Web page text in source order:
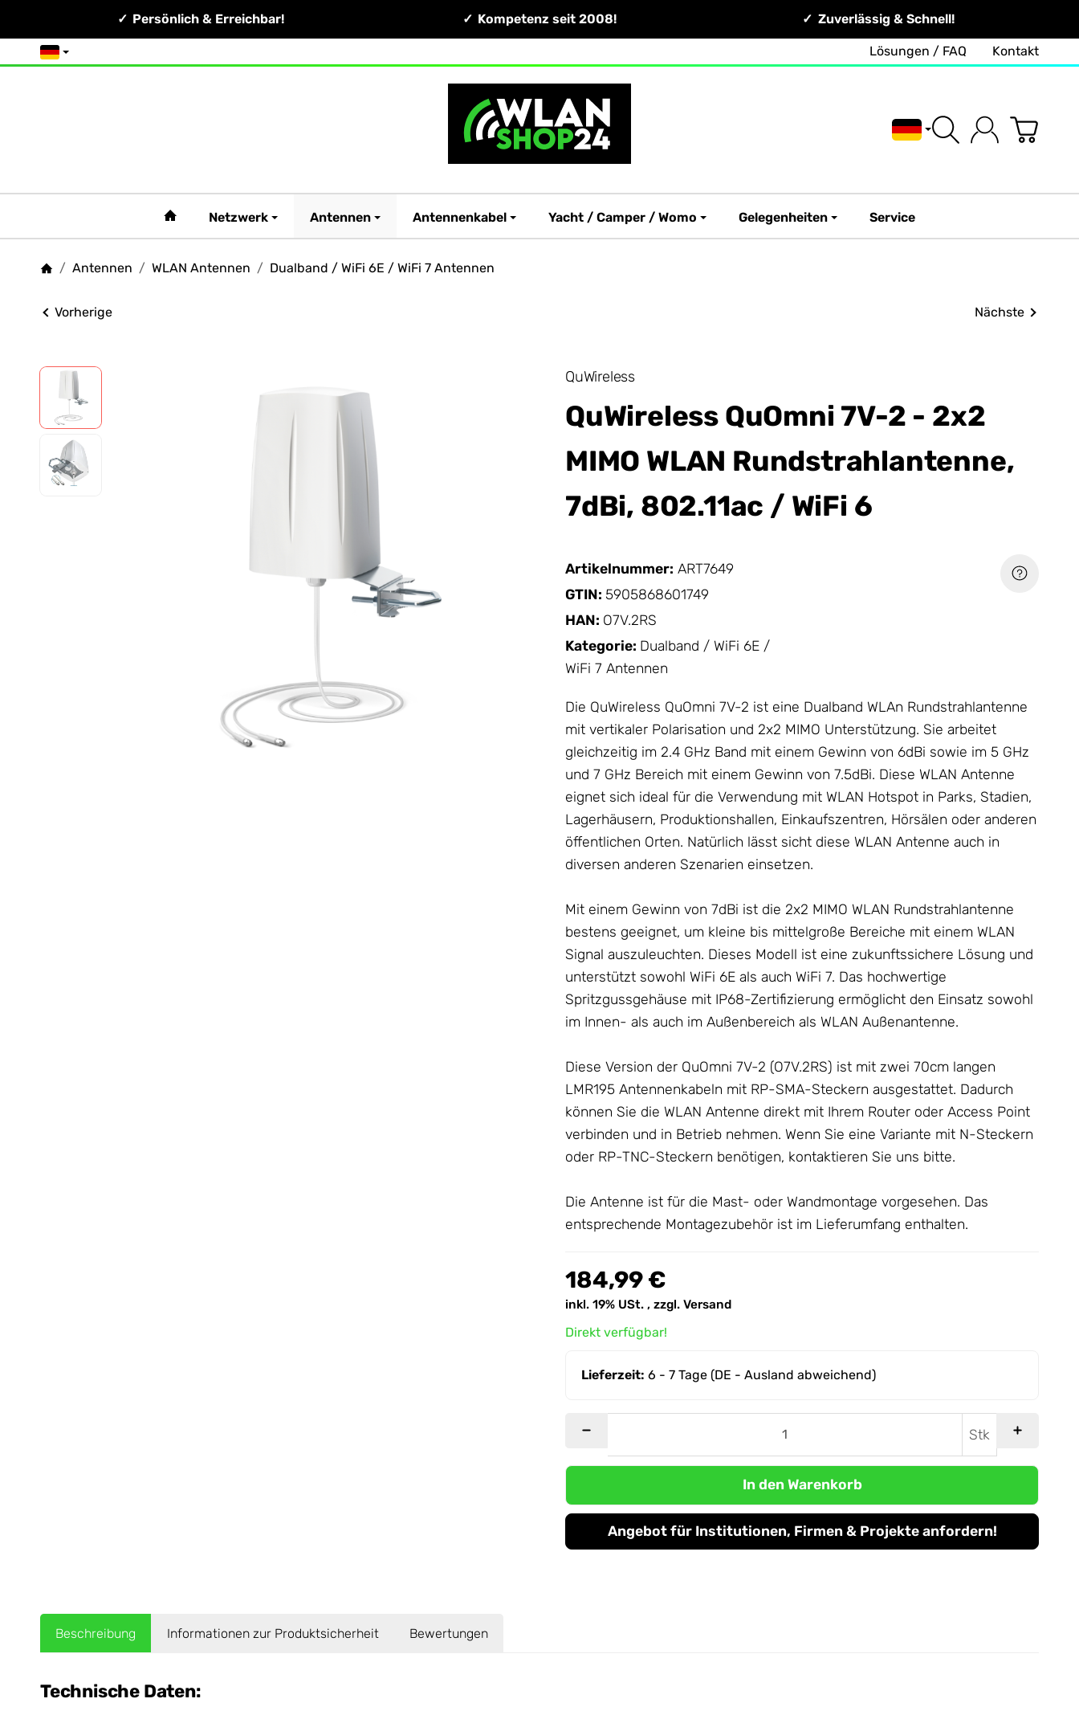
Persönlich & Erreichbar! Kompetenz seit 2008! Zuverlässig & Schnell!
Deutsch Lösungen / FAQ Kontakt
Deutsch
#custom.linkHome#
Netzwerk Antennen Antennenkabel Yacht / Camper / Womo Gelegenheiten Service
/ Antennen / WLAN Antennen / Dualband / WiFi 6E / WiFi 7 Antennen
Vorherige Nächste
QuWireless
QuWireless QuOmni 7V-2 - 2x2
MIMO WLAN Rundstrahlantenne,
7dBi, 802.11ac / WiFi 6
Artikelnummer: ART7649
GTIN: 5905868601749
HAN: O7V.2RS
Kategorie: Dualband / WiFi 6E /
WiFi 7 Antennen
Die QuWireless QuOmni 7V-2 ist eine Dualband WLAn Rundstrahlantenne
mit vertikaler Polarisation und 2x2 MIMO Unterstützung. Sie arbeitet
gleichzeitig im 2.4 GHz Band mit einem Gewinn von 6dBi sowie im 5 GHz
und 7 GHz Bereich mit einem Gewinn von 7.5dBi. Diese WLAN Antenne
eignet sich ideal für die Verwendung mit WLAN Hotspot in Parks, Stadien,
Lagerhäusern, Produktionshallen, Einkaufszentren, Hörsälen oder anderen
öffentlichen Orten. Natürlich lässt sicht diese WLAN Antenne auch in
diversen anderen Szenarien einsetzen.
Mit einem Gewinn von 7dBi ist die 2x2 MIMO WLAN Rundstrahlantenne
bestens geeignet, um kleine bis mittelgroße Bereiche mit einem WLAN
Signal auszuleuchten. Dieses Modell ist eine zukunftssichere Lösung und
unterstützt sowohl WiFi 6E als auch WiFi 7. Das hochwertige
Spritzgussgehäuse mit IP68-Zertifizierung ermöglicht den Einsatz sowohl
im Innen- als auch im Außenbereich als WLAN Außenantenne.
Diese Version der QuOmni 7V-2 (O7V.2RS) ist mit zwei 70cm langen
LMR195 Antennenkabeln mit RP-SMA-Steckern ausgestattet. Dadurch
können Sie die WLAN Antenne direkt mit Ihrem Router oder Access Point
verbinden und in Betrieb nehmen. Wenn Sie eine Variante mit N-Steckern
oder RP-TNC-Steckern benötigen, kontaktieren Sie uns bitte.
Die Antenne ist für die Mast- oder Wandmontage vorgesehen. Das
entsprechende Montagezubehör ist im Lieferumfang enthalten.
184,99 €
inkl. 19% USt. , zzgl. Versand
Direkt verfügbar!
Lieferzeit:6 - 7 Tage (DE - Ausland abweichend)
Stk
In den Warenkorb
Angebot für Institutionen, Firmen & Projekte anfordern!
Beschreibung Informationen zur Produktsicherheit Bewertungen
Technische Daten: